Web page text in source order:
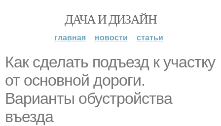
ДАЧА И ДИЗАЙН
главная новости статьи
Как сделать подъезд к участку
от основной дороги.
Варианты обустройства
въезда